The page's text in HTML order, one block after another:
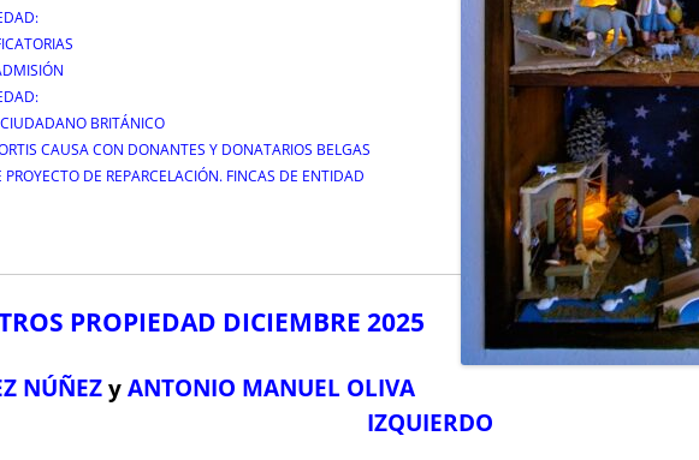
BRITÁNICO
CAUSA CON DONANTES Y DONATARIOS BELGAS
DE REPARCELACIÓN. FINCAS DE ENTIDAD
PROPIEDAD DICIEMBRE 2025
NÚÑEZy ANTONIO MANUEL OLIVA
IZQUIERDO